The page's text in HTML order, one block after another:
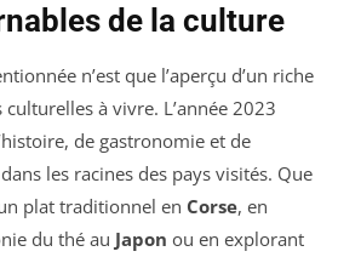
de la culture
n’est que l’aperçu d’un riche
à vivre. L’année 2023
de gastronomie et de
les racines des pays visités. Que
plat traditionnel en Corse, en
du thé au Japon ou en explorant